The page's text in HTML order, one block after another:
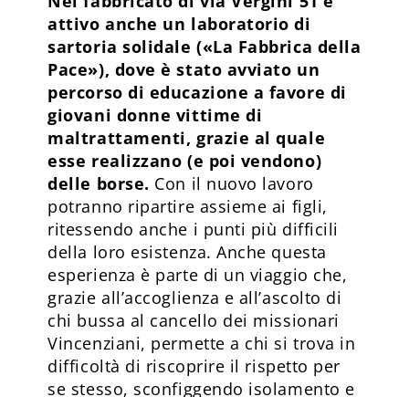
attivo anche un laboratorio di
sartoria solidale («La Fabbrica della
Pace»), dove è stato avviato un
percorso di educazione a favore di
giovani donne vittime di
maltrattamenti, grazie al quale
esse realizzano (e poi vendono)
delle borse. Con il nuovo lavoro
potranno ripartire assieme ai figli,
ritessendo anche i punti più difficili
della loro esistenza. Anche questa
esperienza è parte di un viaggio che,
grazie all’accoglienza e all’ascolto di
chi bussa al cancello dei missionari
Vincenziani, permette a chi si trova in
difficoltà di riscoprire il rispetto per
se stesso, sconfiggendo isolamento e